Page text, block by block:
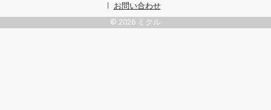
お問い合わせ
© 2026 ミクル